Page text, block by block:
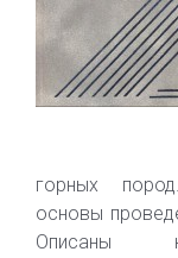
горных
основы
Описаны